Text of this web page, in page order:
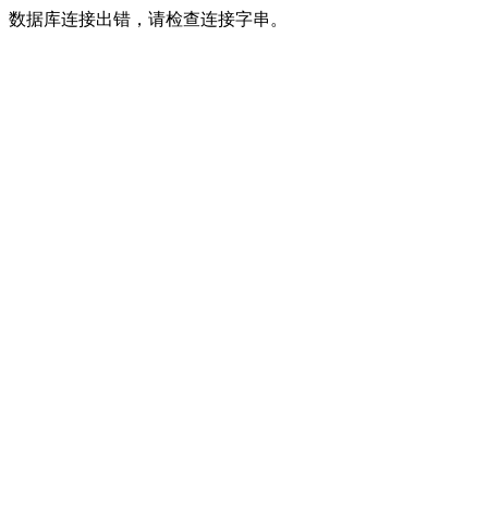
数据库连接出错，请检查连接字串。